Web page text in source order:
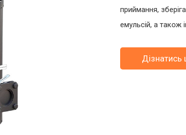
приймання,
емульсій, а також
Дізнатись